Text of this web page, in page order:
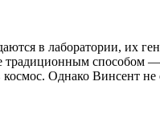
в лаборатории, их
традиционным
Однако Винсент